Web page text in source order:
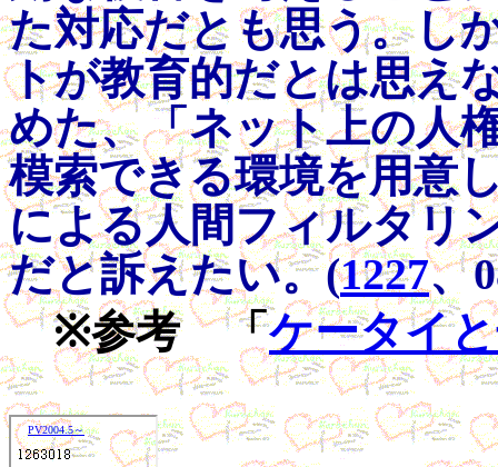
た対応だとも思う。し
トが教育的だとは思え
めた、「ネット上の人
模索できる環境を用意
による人間フィルタリ
だと訴えたい。(1227、
※参考 「ケータイ